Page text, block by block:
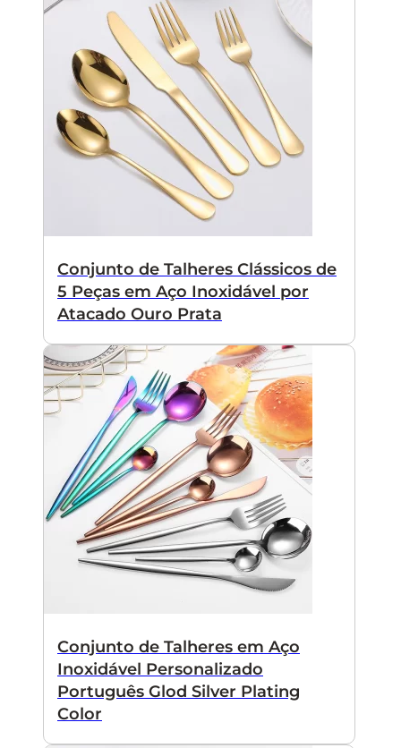
Conjunto de Talheres Clássicos de
5 Peças em Aço Inoxidável por
Atacado Ouro Prata
Conjunto de Talheres em Aço
Inoxidável Personalizado
Português Glod Silver Plating
Color